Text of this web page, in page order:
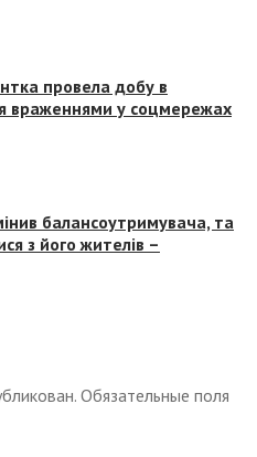
провела добу в
враженнями у соцмережах
балансоутримувача, та
з його жителів –
Обязательные поля